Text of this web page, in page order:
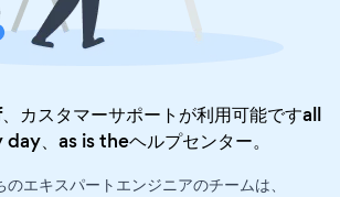
スタマーサポートが利用可能ですall
、as is theヘルプセンター。
のエキスパートエンジニアのチームは、